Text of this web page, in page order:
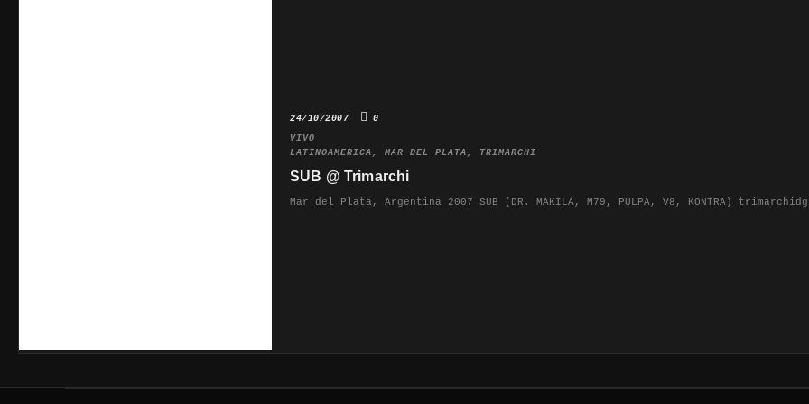
24/10/2007
0
VIVO
LATINOAMERICA, MAR DEL PLATA, TRIMARCHI
SUB @ Trimarchi
Mar del Plata, Argentina 2007 SUB (DR. MAKILA, M79, PULPA, V8, KONTRA)